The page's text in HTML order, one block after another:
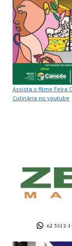
Assista o filme Feira
Culinária no youtube
62 3512-